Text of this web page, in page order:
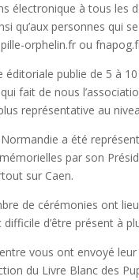
électronique à tous les
qu’aux personnes qui
orphelin.fr ou
éditoriale publie de 5 à
fait de nous
représentative au
Normandie a été
par son
sur Caen.
de cérémonies ont
d’être présent à
vous ont envoyé
du Livre Blanc des